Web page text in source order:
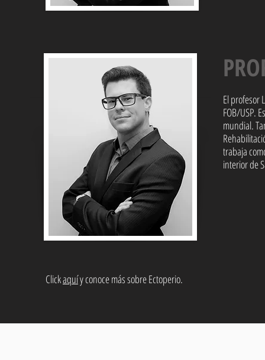
El profesor
FOB/USP.
mundial.
trabaja
interior de
Clickaquíy conoce más sobre Ectoperio.